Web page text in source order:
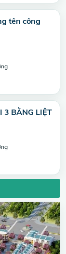
tên công
3 BẰNG LIỆT